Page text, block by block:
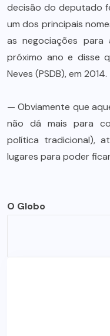
decisão do deputado
um dos principais
as negociações para
próximo ano e disse
Neves (PSDB), em 2014.
— Obviamente que
não dá mais para
política tradicional),
lugares para poder
O Globo